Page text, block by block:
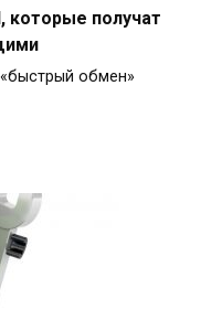
получат
обмен»